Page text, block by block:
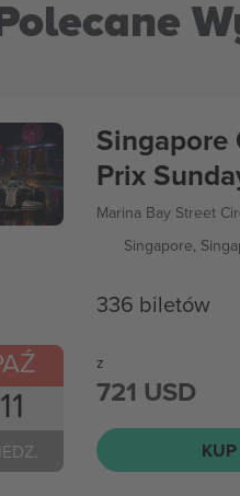
11
Singapore
Prix
Formula 1
Marina Bay Street
Singapore,
336 biletów
z
721 USD
KUP